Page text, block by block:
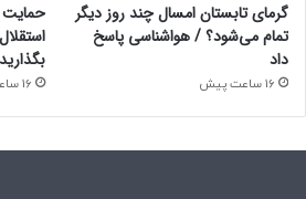
گرمای تابستان امسال چند روز دیگر
تمام می‌شود؟ / هواشناسی پاسخ
داد
16 ساعت پیش
حمایت
16 ساعت پیش